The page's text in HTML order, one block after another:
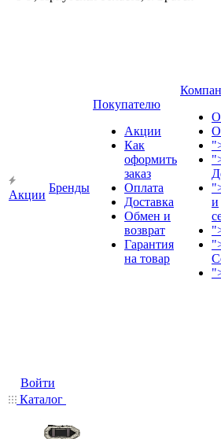
Акции
Бренды
Покупателю
Акции
Как
оформить
заказ
Оплата
Доставка
Обмен и
возврат
Гарантия
на товар
О
и
Войти
Каталог